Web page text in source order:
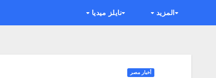
المزيد نايلز ميديا
أخبار مصر